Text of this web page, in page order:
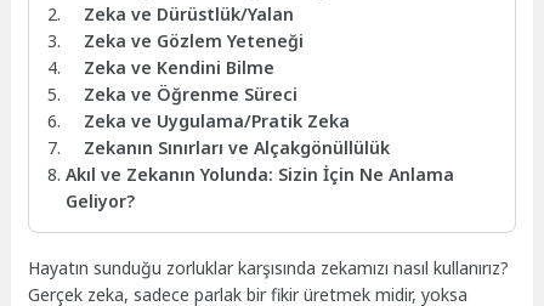
Zeka ve Dürüstlük/Yalan
Zeka ve Gözlem Yeteneği
Zeka ve Kendini Bilme
Zeka ve Öğrenme Süreci
Zeka ve Uygulama/Pratik Zeka
Zekanın Sınırları ve Alçakgönüllülük
Akıl ve Zekanın Yolunda: Sizin İçin Ne Anlama
Geliyor?
Hayatın sunduğu zorluklar karşısında zekamızı nasıl kullanırız?
Gerçek zeka, sadece parlak bir fikir üretmek midir, yoksa